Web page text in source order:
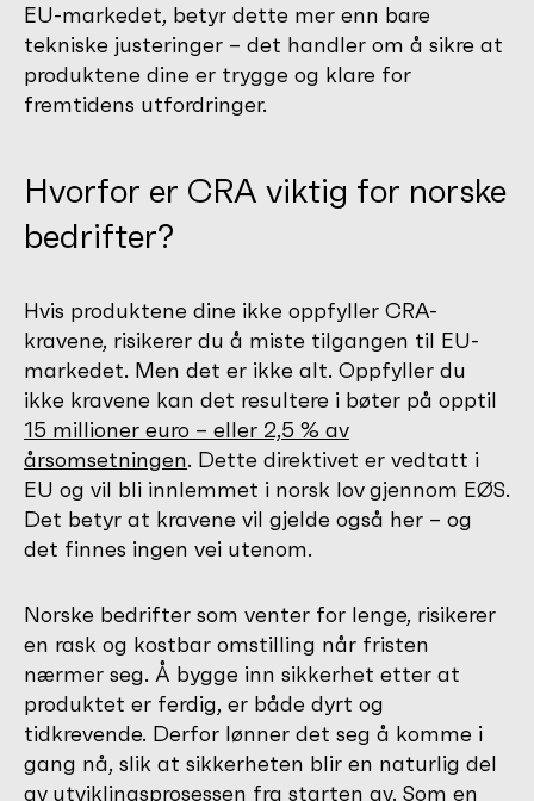
EU-markedet, betyr dette mer enn bare
tekniske justeringer – det handler om å sikre at
produktene dine er trygge og klare for
fremtidens utfordringer.
Hvorfor er CRA viktig for norske
bedrifter?
Hvis produktene dine ikke oppfyller CRA-
kravene, risikerer du å miste tilgangen til EU-
markedet. Men det er ikke alt. Oppfyller du
ikke kravene kan det resultere i bøter på opptil
15 millioner euro – eller 2,5 % av
årsomsetningen. Dette direktivet er vedtatt i
EU og vil bli innlemmet i norsk lov gjennom EØS.
Det betyr at kravene vil gjelde også her – og
det finnes ingen vei utenom.
Norske bedrifter som venter for lenge, risikerer
en rask og kostbar omstilling når fristen
nærmer seg. Å bygge inn sikkerhet etter at
produktet er ferdig, er både dyrt og
tidkrevende. Derfor lønner det seg å komme i
gang nå, slik at sikkerheten blir en naturlig del
av utviklingsprosessen fra starten av. Som en